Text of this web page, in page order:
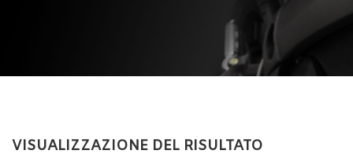
VISUALIZZAZIONE DEL RISULTATO